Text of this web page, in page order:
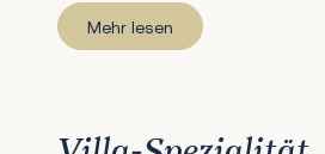
Mehr lesen